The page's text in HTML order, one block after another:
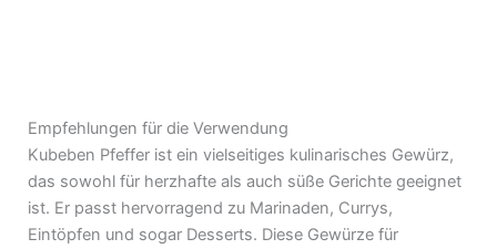
Empfehlungen für die Verwendung
Kubeben Pfeffer ist ein vielseitiges kulinarisches Gewürz,
das sowohl für herzhafte als auch süße Gerichte geeignet
ist. Er passt hervorragend zu Marinaden, Currys,
Eintöpfen und sogar Desserts. Diese Gewürze für